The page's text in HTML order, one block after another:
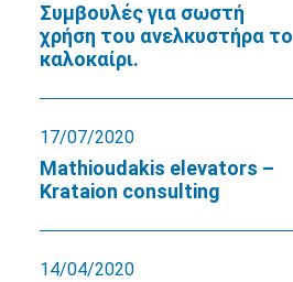
Συμβουλές για σωστή
χρήση του ανελκυστήρα το
καλοκαίρι.
17/07/2020
Mathioudakis elevators –
Krataion consulting
14/04/2020